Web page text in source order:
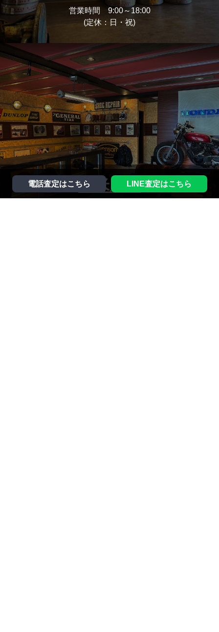
営業時間 9:00～18:00
(定休：日・祝)
東米里店
電話査定はこちら LINE査定はこちら